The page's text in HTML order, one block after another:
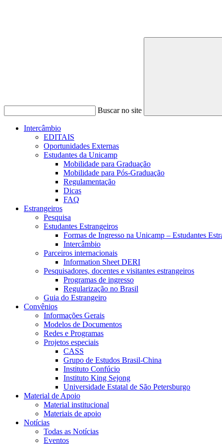
Buscar no site
Intercâmbio
EDITAIS
Oportunidades Externas
Estudantes da Unicamp
Mobilidade para Graduação
Mobilidade para Pós-Graduação
Regulamentação
Dicas
FAQ
Estrangeiros
Pesquisa
Estudantes Estrangeiros
Formas de Ingresso na Unicamp – Estudantes
Intercâmbio
Parceiros internacionais
Information Sheet DERI
Pesquisadores, docentes e visitantes estrangeiros
Programas de ingresso
Regularização no Brasil
Guia do Estrangeiro
Convênios
Informações Gerais
Modelos de Documentos
Redes e Programas
Projetos especiais
CASS
Grupo de Estudos Brasil-China
Instituto Confúcio
Instituto King Sejong
Universidade Estatal de São Petersburgo
Material de Apoio
Material institucional
Materiais de apoio
Notícias
Todas as Notícias
Eventos